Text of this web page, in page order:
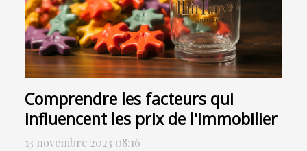
Comprendre les facteurs qui
influencent les prix de l'immobilier
13 novembre 2023 08:16